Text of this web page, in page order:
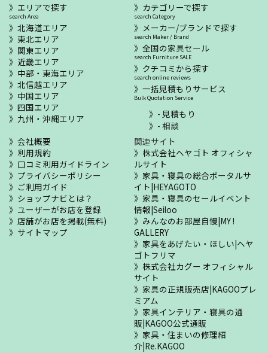
エリアで探す
search Area
北海道エリア
東北エリア
関東エリア
近畿エリア
中部・東海エリア
北信越エリア
中国エリア
四国エリア
九州・沖縄エリア
カテゴリーで探す
search Category
メーカー/ブランドで探す
search Maker / Brand
全国の家具セール
search Furniture SALE
クチコミから探す
search online reviews
一括見積もりサービス
Bulk Quotation Service
- 見積もり
- 相談
会社概要
利用規約
口コミ利用ガイドライン
プライバシーポリシー
ご利用ガイド
ショップナビとは？
ユーザーがお店を登録
店舗がお店を掲載(無料)
サイトマップ
関連サイト
株式会社ヘヤゴト オフィシャ
ルサイト
家具・寝具の総合ポータルサ
イト|HEYAGOTO
家具・寝具のセールイベント
情報|Seiloo
みんなのお部屋自慢|MY !
GALLERY
家具をあげたい・ほしい|ヘヤ
ゴトフリマ
株式会社カグー オフィシャル
サイト
家具の正規販売店|KAGOOプレ
ミアム
家具インテリア・寝具の通
販|KAGOO公式通販
家具・住まいの修理紹
介|Re.KAGOO